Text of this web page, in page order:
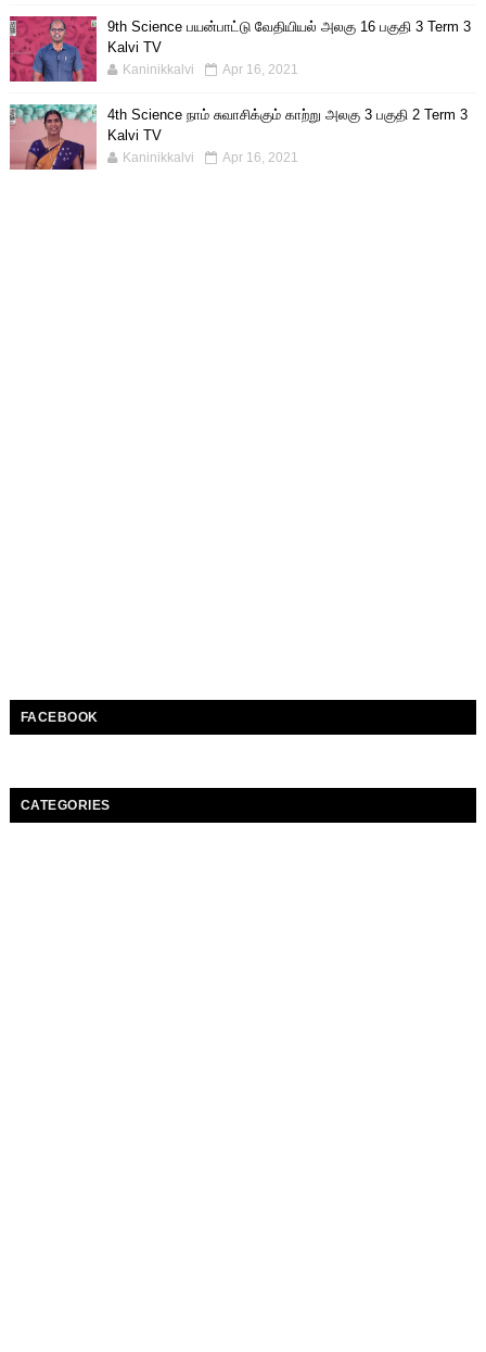
9th Science பயன்பாட்டு வேதியியல் அலகு 16 பகுதி 3 Term 3
Kalvi TV
Kaninikkalvi Apr 16, 2021
4th Science நாம் சுவாசிக்கும் காற்று அலகு 3 பகுதி 2 Term 3
Kalvi TV
Kaninikkalvi Apr 16, 2021
FACEBOOK
CATEGORIES